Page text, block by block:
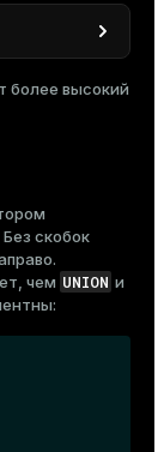
более высокий
скобок
чем UNION и